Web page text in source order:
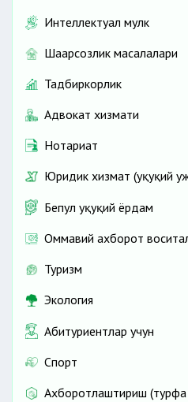
Интеллектуал мулк
Шаҳарсозлик масалалари
Тадбиркорлик
Адвокат хизмати
Нотариат
Юридик хизмат (ҳуқуқий
Бепул ҳуқуқий ёрдам
Оммавий ахборот
Туризм
Экология
Абитуриентлар учун
Спорт
Ахборотлаштириш (турфа